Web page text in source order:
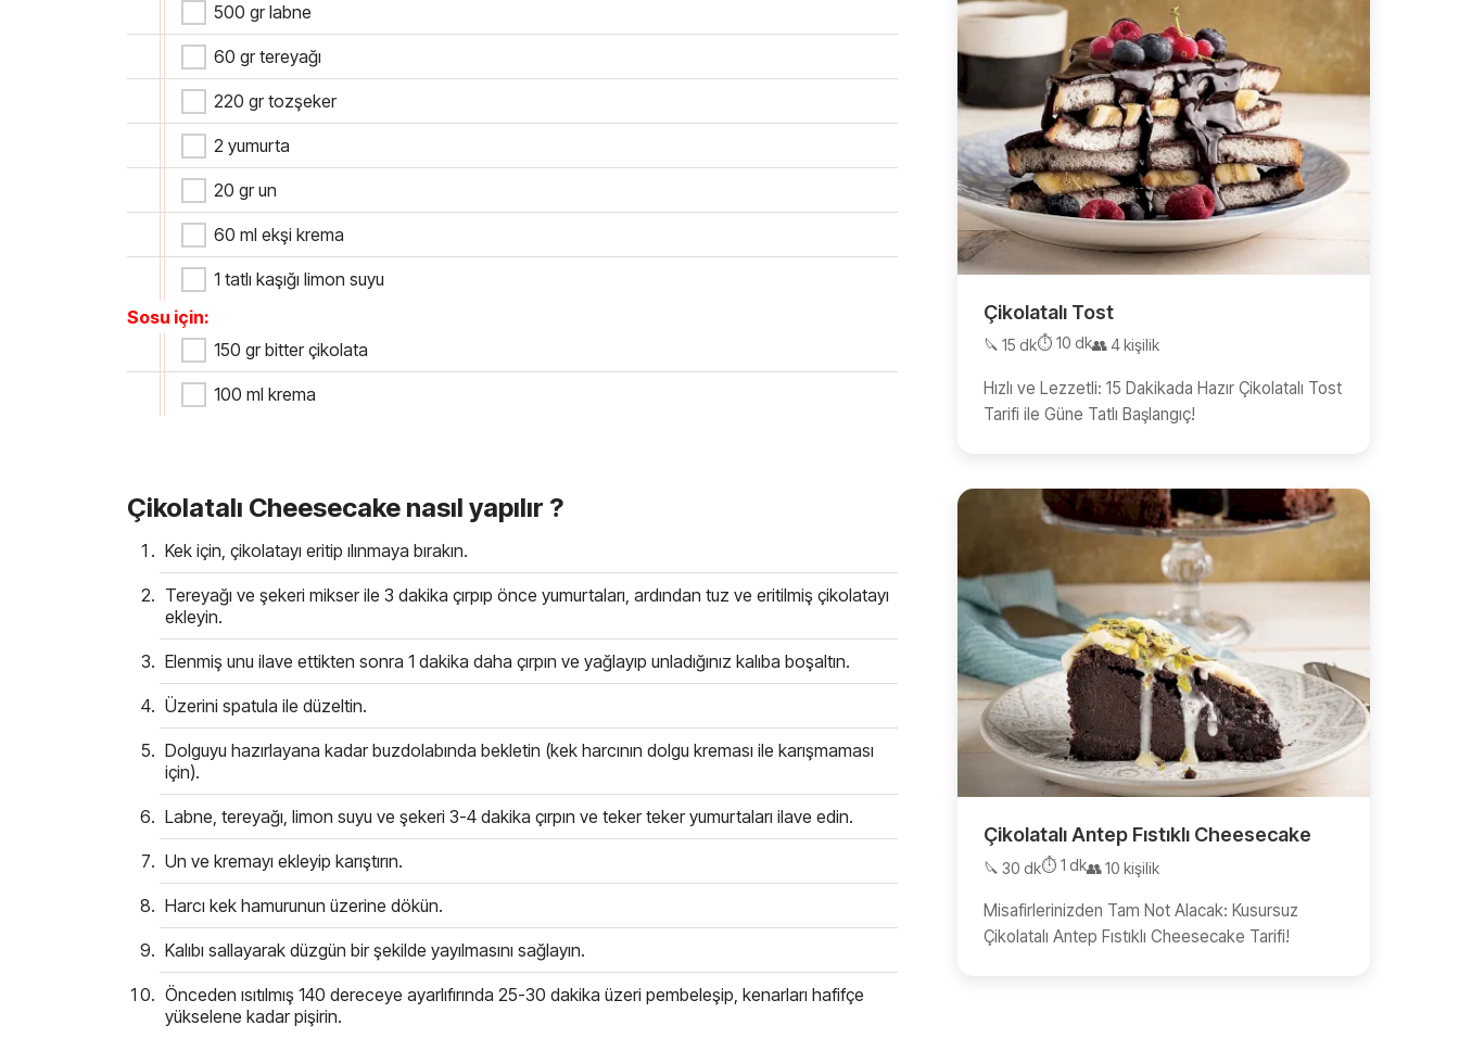
500 gr labne
60 gr tereyağı
220 gr tozşeker
2 yumurta
20 gr un
60 ml ekşi krema
1 tatlı kaşığı limon suyu
Sosu için:
150 gr bitter çikolata
100 ml krema
Çikolatalı Cheesecake nasıl yapılır ?
Kek için, çikolatayı eritip ılınmaya bırakın.
Tereyağı ve şekeri mikser ile 3 dakika çırpıp önce yumurtaları, ardından tuz ve eritilmiş çikolatayı
ekleyin.
Elenmiş unu ilave ettikten sonra 1 dakika daha çırpın ve yağlayıp unladığınız kalıba boşaltın.
Üzerini spatula ile düzeltin.
Dolguyu hazırlayana kadar buzdolabında bekletin (kek harcının dolgu kreması ile karışmaması
için).
Labne, tereyağı, limon suyu ve şekeri 3-4 dakika çırpın ve teker teker yumurtaları ilave edin.
Un ve kremayı ekleyip karıştırın.
Harcı kek hamurunun üzerine dökün.
Kalıbı sallayarak düzgün bir şekilde yayılmasını sağlayın.
Önceden ısıtılmış 140 dereceye ayarlıfırında 25-30 dakika üzeri pembeleşip, kenarları hafifçe
yükselene kadar pişirin.
Çikolatalı Tost
🔪 15 dk⏱️ 10 dk👥 4 kişilik
Hızlı ve Lezzetli: 15 Dakikada Hazır Çikolatalı Tost
Tarifi ile Güne Tatlı Başlangıç!
Çikolatalı Antep Fıstıklı Cheesecake
🔪 30 dk⏱️ 1 dk👥 10 kişilik
Misafirlerinizden Tam Not Alacak: Kusursuz
Çikolatalı Antep Fıstıklı Cheesecake Tarifi!